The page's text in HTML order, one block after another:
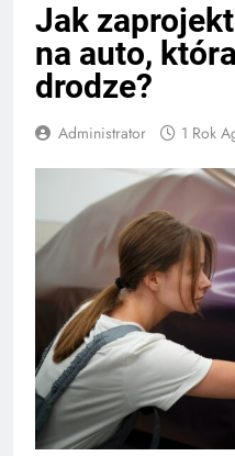
Jak
na auto,
drodze?
Administrator 1 Rok